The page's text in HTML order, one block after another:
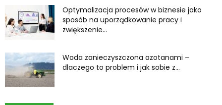
Optymalizacja procesów w biznesie jako
sposób na uporządkowanie pracy i
zwiększenie...
Woda zanieczyszczona azotanami –
dlaczego to problem i jak sobie z...